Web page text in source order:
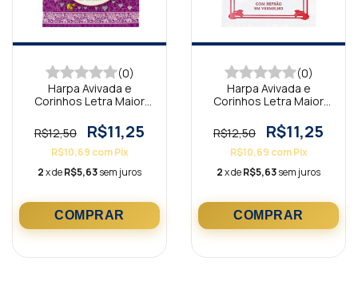
(0)
Harpa Avivada e
Corinhos Letra Maior
R$12,50
R$11,25
R$10,69 com Pix
2x deR$5,63sem juros
(0)
Harpa Avivada e
Corinhos Letra Maior
R$12,50
R$11,25
R$10,69 com Pix
2x deR$5,63sem juros